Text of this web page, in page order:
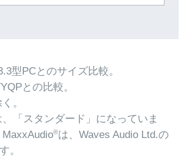
型PCとのサイズ比較。
との比較。
。
、「スタンダード」になっていま
®は、Waves Audio Ltd.の
。